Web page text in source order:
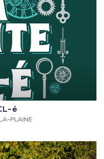
é
PLAINE